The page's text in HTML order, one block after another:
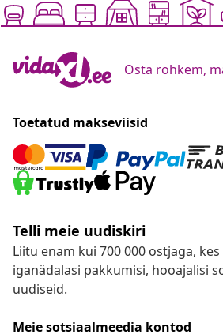
Osta rohkem,
Toetatud makseviisid
Telli meie uudiskiri
Liitu enam kui 700 000 ostjaga,
iganädalasi pakkumisi, hooajalisi
uudiseid.
Meie sotsiaalmeedia kontod